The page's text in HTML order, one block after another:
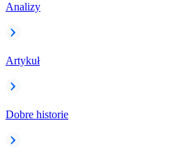
Analizy
Artykuł
Dobre historie